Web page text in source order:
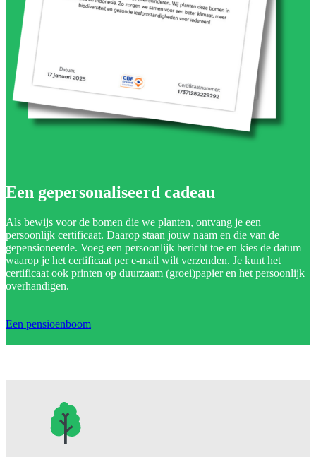
Een gepersonaliseerd cadeau
Als bewijs voor de bomen die we planten, ontvang je een
persoonlijk certificaat. Daarop staan jouw naam en die van de
gepensioneerde. Voeg een persoonlijk bericht toe en kies de datum
waarop je het certificaat per e-mail wilt verzenden. Je kunt het
certificaat ook printen op duurzaam (groei)papier en het persoonlijk
overhandigen.
Een pensioenboom